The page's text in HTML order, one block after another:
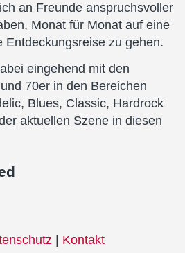
an Freunde anspruchsvoller
Monat für Monat auf eine
Entdeckungsreise zu gehen.
eingehend mit den
70er in den Bereichen
Blues, Classic, Hardrock
aktuellen Szene in diesen
| Kontakt